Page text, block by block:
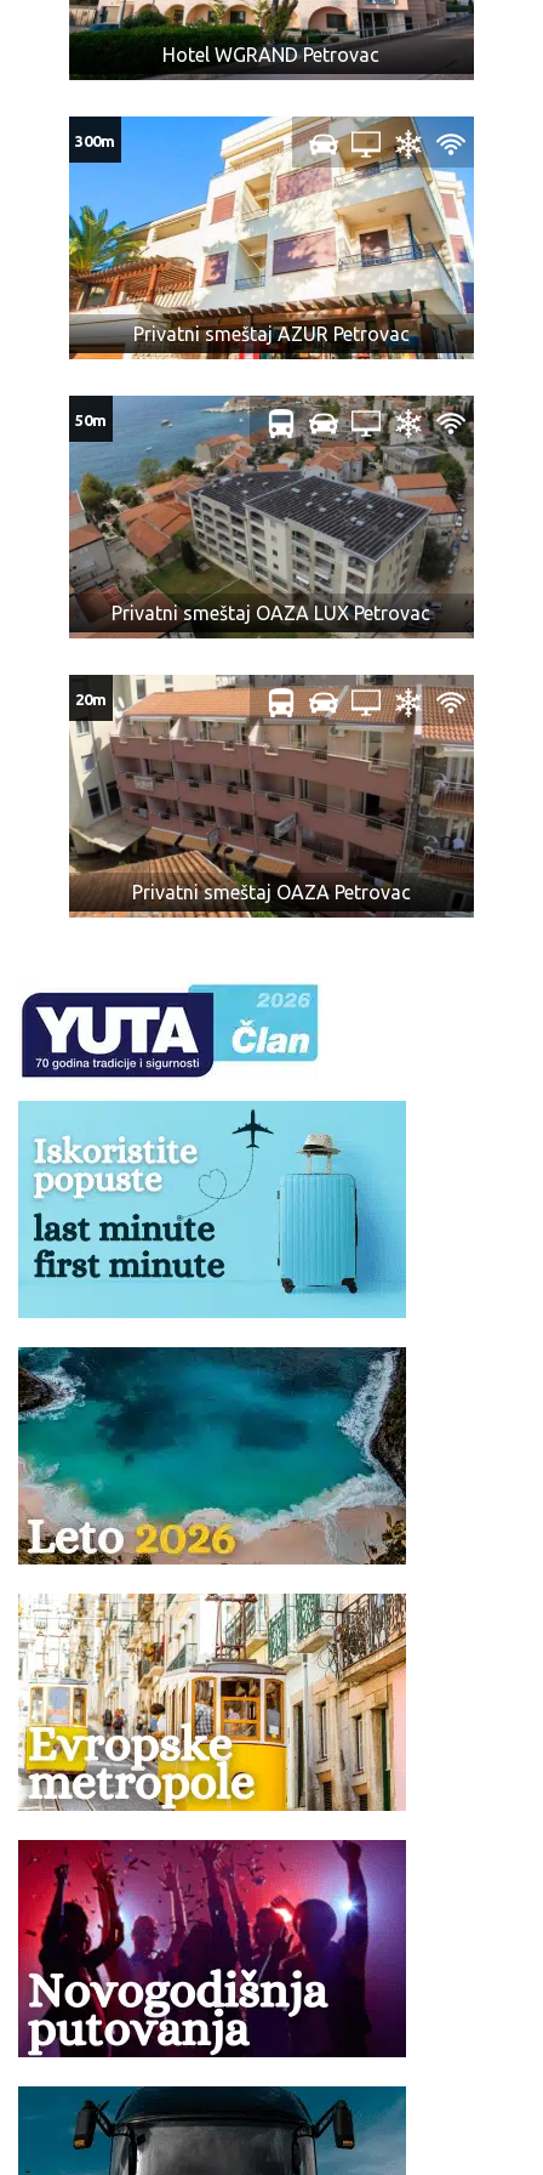
odgovara pogledajte ponudu ostalih smeštaja u letovalištu
Petrovacili ostalim letovalištima na Jadranskoj obaliCrne
Hotel WGRAND Petrovac
Privatni smeštaj AZUR Petrovac
300m
Privatni smeštaj OAZA LUX Petrovac
50m
Privatni smeštaj OAZA Petrovac
20m